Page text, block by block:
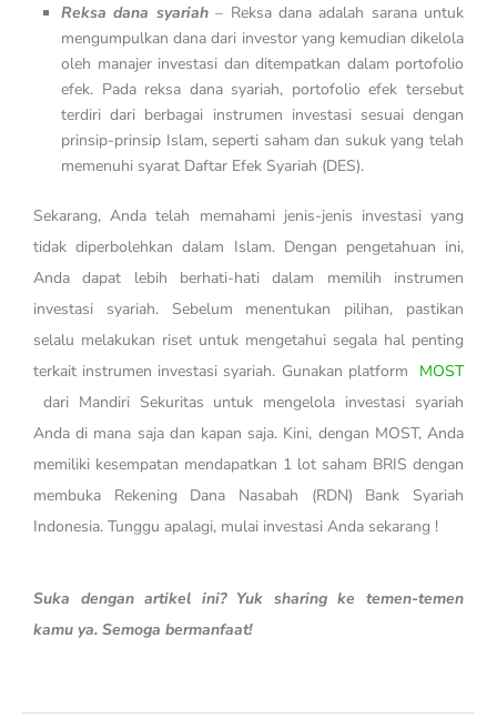
Reksa dana syariah– Reksa dana adalah sarana untuk
mengumpulkan dana dari investor yang kemudian dikelola
oleh manajer investasi dan ditempatkan dalam portofolio
efek. Pada reksa dana syariah, portofolio efek tersebut
terdiri dari berbagai instrumen investasi sesuai dengan
prinsip-prinsip Islam, seperti saham dan sukuk yang telah
memenuhi syarat Daftar Efek Syariah (DES).
Sekarang, Anda telah memahami jenis-jenis investasi yang
tidak diperbolehkan dalam Islam. Dengan pengetahuan ini,
Anda dapat lebih berhati-hati dalam memilih instrumen
investasi syariah. Sebelum menentukan pilihan, pastikan
selalu melakukan riset untuk mengetahui segala hal penting
terkait instrumen investasi syariah. Gunakan platform
MOST
dari Mandiri Sekuritas untuk mengelola investasi syariah
Anda di mana saja dan kapan saja. Kini, dengan MOST, Anda
memiliki kesempatan mendapatkan 1 lot saham BRIS dengan
membuka Rekening Dana Nasabah (RDN) Bank Syariah
Indonesia. Tunggu apalagi, mulai investasi Anda sekarang !
Suka dengan artikel ini? Yuk sharing ke temen-temen
kamu ya. Semoga bermanfaat!